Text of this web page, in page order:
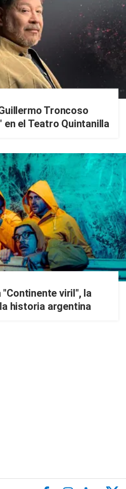
Troncoso
en el Teatro Quintanilla
viril", la
historia argentina